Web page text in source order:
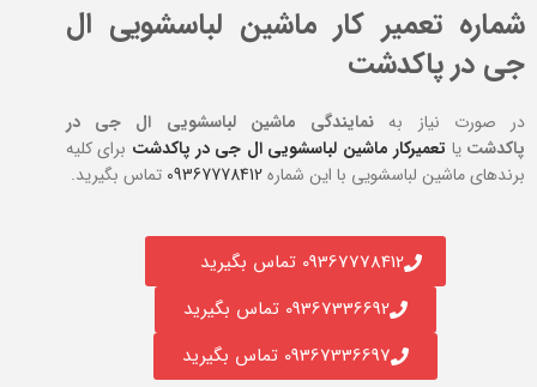
شماره تعمیر کار ماشین لباسشویی ال
جی در پاکدشت
در صورت نیاز به نمایندگی ماشین لباسشویی ال جی در
پاکدشت یا تعمیرکار ماشین لباسشویی ال جی در پاکدشت برای کلیه
برند‌های ماشین لباسشویی با این شماره09367778412 تماس بگیرید.
09367778412 تماس بگیرید
09367336692 تماس بگیرید
09367336697 تماس بگیرید